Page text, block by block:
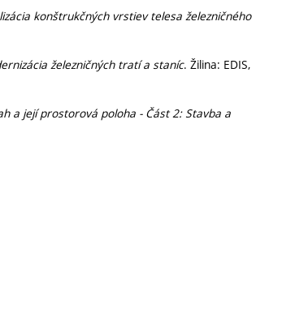
konštrukčných vrstiev telesa železničného
železničných tratí a staníc. Žilina: EDIS,
a její prostorová poloha - Část 2: Stavba a